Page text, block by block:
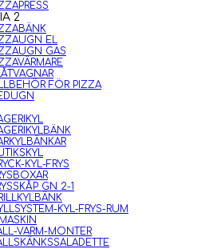
2
EL
GAS
FÖR PIZZA
KYL-FRYS
GN 2-1
KYL-FRYS-RUM
VARM-MONTER